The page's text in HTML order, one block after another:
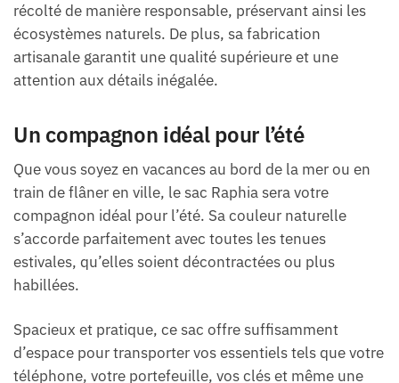
récolté de manière responsable, préservant ainsi les
écosystèmes naturels. De plus, sa fabrication
artisanale garantit une qualité supérieure et une
attention aux détails inégalée.
Un compagnon idéal pour l’été
Que vous soyez en vacances au bord de la mer ou en
train de flâner en ville, le sac Raphia sera votre
compagnon idéal pour l’été. Sa couleur naturelle
s’accorde parfaitement avec toutes les tenues
estivales, qu’elles soient décontractées ou plus
habillées.
Spacieux et pratique, ce sac offre suffisamment
d’espace pour transporter vos essentiels tels que votre
téléphone, votre portefeuille, vos clés et même une